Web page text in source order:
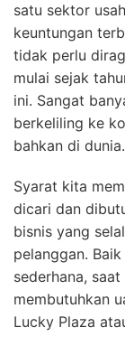
satu sektor
keuntungan
tidak perlu
mulai sejak
ini. Sangat
berkeliling ke
bahkan di dunia.
Syarat kita
dicari dan
bisnis yang
pelanggan.
sederhana,
membutuhkan
Lucky Plaza